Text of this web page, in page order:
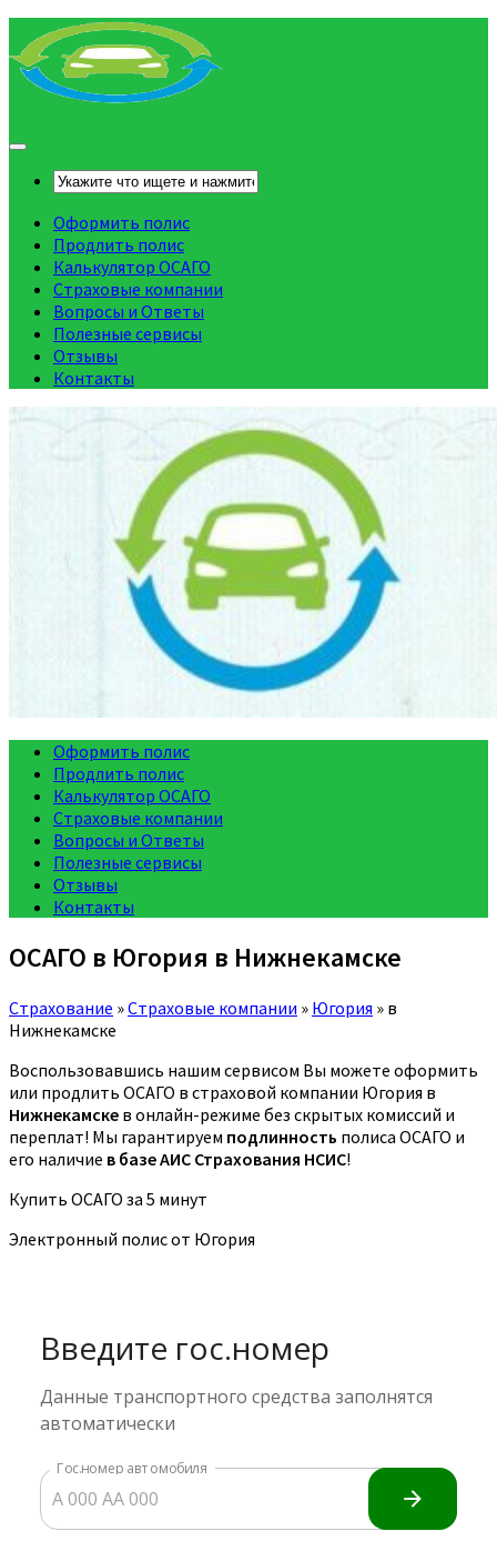
Оформить полис
Продлить полис
Калькулятор ОСАГО
Страховые компании
Вопросы и Ответы
Полезные сервисы
Отзывы
Контакты
Оформить полис
Продлить полис
Калькулятор ОСАГО
Страховые компании
Вопросы и Ответы
Полезные сервисы
Отзывы
Контакты
ОСАГО в Югория в Нижнекамске
Страхование »Страховые компании » Югория » в
Нижнекамске
Воспользовавшись нашим сервисом Вы можете оформить
или продлить ОСАГО в страховой компании Югория в
Нижнекамске в онлайн-режиме без скрытых комиссий и
переплат! Мы гарантируем подлинность полиса ОСАГО и
его наличие в базе АИС Страхования НСИС!
Купить ОСАГО за 5 минут
Электронный полис от Югория